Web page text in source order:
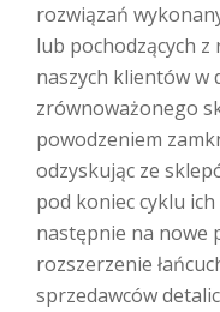
rozwiązań
lub pochodzących
naszych klientów w
zrównoważonego
powodzeniem
odzyskując ze
pod koniec cyklu
następnie na nowe
rozszerzenie
sprzedawców